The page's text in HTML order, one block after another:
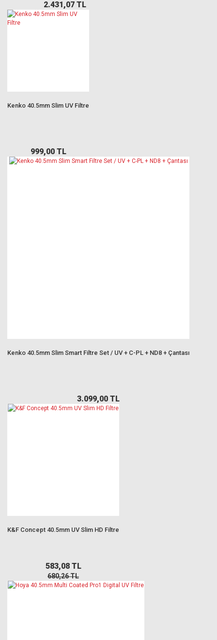
2.431,07 TL
Kenko 40.5mm Slim UV Filtre
999,00 TL
Kenko 40.5mm Slim Smart Filtre Set / UV + C-PL + ND8 + Çantası
3.099,00 TL
K&F Concept 40.5mm UV Slim HD Filtre
583,08 TL
680,26 TL